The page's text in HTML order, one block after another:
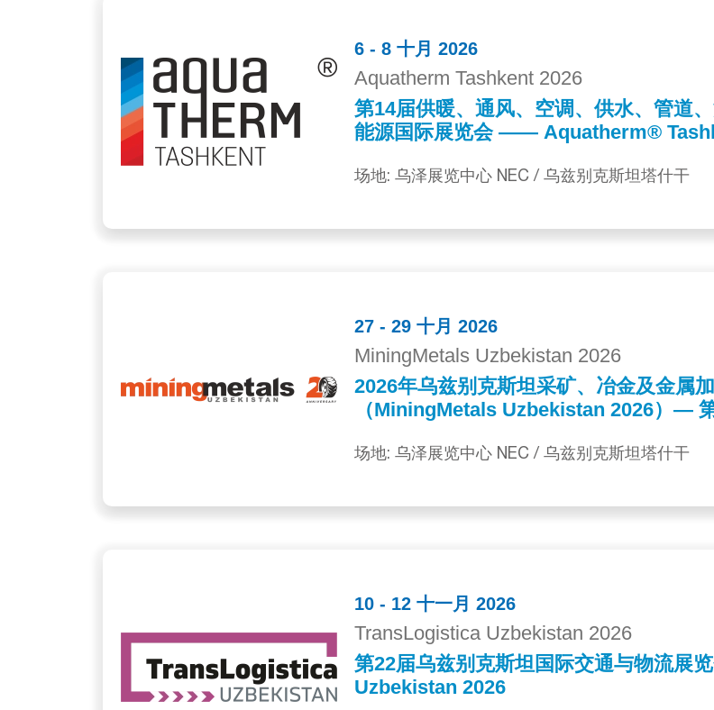
6 - 8 十月 2026
Aquatherm Tashkent 2026
第14届供暖、通风、空调、供水、管道
能源国际展览会 —— Aquatherm®
场地: 乌泽展览中心 NEC / 乌兹别克斯坦塔什干
27 - 29 十月 2026
MiningMetals Uzbekistan 2026
2026年乌兹别克斯坦采矿、冶金及金属
（MiningMetals Uzbekistan 2026）—
场地: 乌泽展览中心 NEC / 乌兹别克斯坦塔什干
10 - 12 十一月 2026
TransLogistica Uzbekistan 2026
第22届乌兹别克斯坦国际交通与物流
Uzbekistan 2026